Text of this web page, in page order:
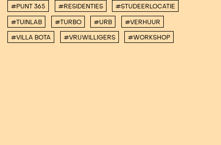
#PUNT 365 #RESIDENTIES #STUDEERLOCATIE
#TUINLAB #TURBO #URB #VERHUUR
#VILLA BOTA #VRIJWILLIGERS #WORKSHOP